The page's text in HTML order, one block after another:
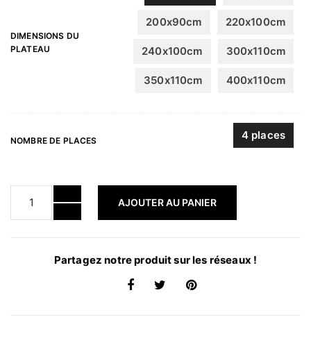
DIMENSIONS DU
PLATEAU
200x90cm 220x100cm
240x100cm 300x110cm
350x110cm 400x110cm
NOMBRE DE PLACES 4 places
AJOUTER AU PANIER
Partagez notre produit sur les réseaux !